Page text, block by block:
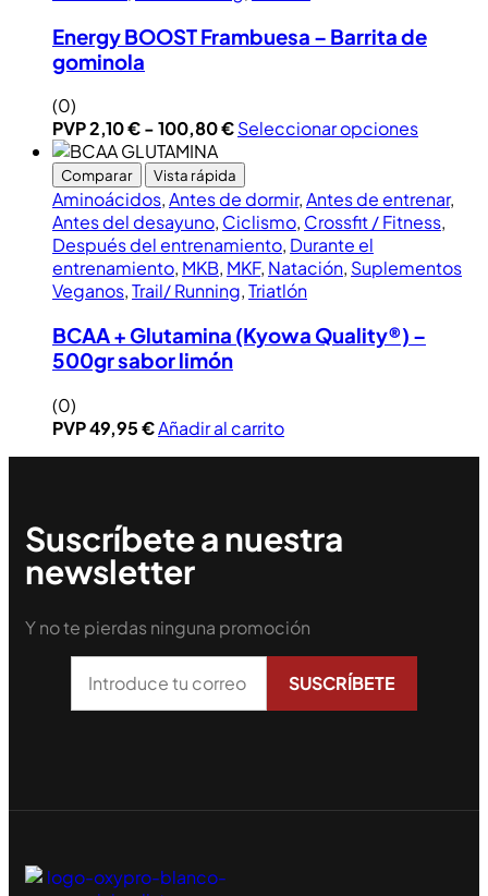
Energy BOOST Frambuesa – Barrita de
gominola
(0)
PVP2,10€-100,80€Seleccionar opciones
Comparar Vista rápida
Aminoácidos,Antes de dormir,Antes de entrenar,
Antes del desayuno, Ciclismo, Crossfit / Fitness,
Después del entrenamiento, Durante el
entrenamiento, MKB, MKF, Natación, Suplementos
Veganos,Trail/ Running,Triatlón
BCAA + Glutamina (Kyowa Quality®) –
500gr sabor limón
(0)
PVP49,95€Añadir al carrito
Suscríbete a nuestra
newsletter
Y no te pierdas ninguna promoción